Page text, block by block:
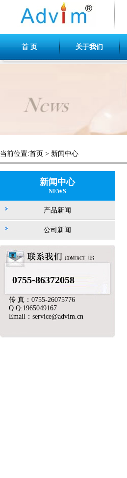
首 页 关于我们
当前位置:首页 > 新闻中心
新闻中心
NEWS
产品新闻
公司新闻
0755-86372058
传 真：0755-26075776
Q Q:1965049167
Email：service@advim.cn